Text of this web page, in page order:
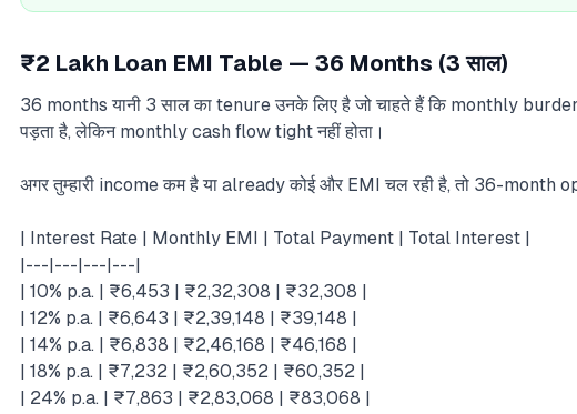
₹2 Lakh Loan EMI Table — 36 Months (3 साल)
36 months यानी 3 साल का tenure उनके लिए है जो चाहते हैं कि monthly
पड़ता है, लेकिन monthly cash flow tight नहीं होता।
अगर तुम्हारी income कम है या already कोई और EMI चल रही है, तो 36-month
| Interest Rate | Monthly EMI | Total Payment | Total Interest |
|---|---|---|---|
| 10% p.a. | ₹6,453 | ₹2,32,308 | ₹32,308 |
| 12% p.a. | ₹6,643 | ₹2,39,148 | ₹39,148 |
| 14% p.a. | ₹6,838 | ₹2,46,168 | ₹46,168 |
| 18% p.a. | ₹7,232 | ₹2,60,352 | ₹60,352 |
| 24% p.a. | ₹7,863 | ₹2,83,068 | ₹83,068 |